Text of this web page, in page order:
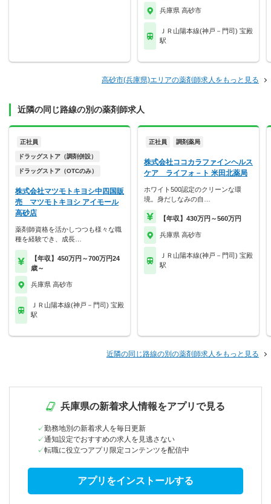
兵庫県 高砂市
ＪＲ山陽本線(神戸－門司) 宝殿
駅
高砂市(兵庫県)エリアの薬剤師求人をもっと見る
近隣の同じ路線の別の薬剤師求人
正社員
ドラッグストア（調剤併設）
ドラッグストア（OTCのみ）
株式会社マツモトキヨシ中四国販
売 マツモトキヨシ アイモール
高砂店
薬剤師資格を活かしつつも様々な職
種を経験でき、成長…
【年収】450万円～700万円24
歳～
兵庫県 高砂市
ＪＲ山陽本線(神戸－門司) 宝殿
駅
正社員 調剤薬局
株式会社ココカラファインヘルス
ケア ライフォ－ト 米田北薬局
ホワイト500認定のクリーンな環
境。身だしなみの自…
【年収】430万円～560万円
兵庫県 高砂市
ＪＲ山陽本線(神戸－門司) 宝殿
駅
近隣の同じ路線の別の薬剤師求人をもっと見る
兵庫県の新着求人情報をアプリで見る
勤務地別の新着求人を毎日更新
通知設定でおすすめの求人を見逃さない
転職に役立つアプリ限定コンテンツを配信中
アプリをインストールする